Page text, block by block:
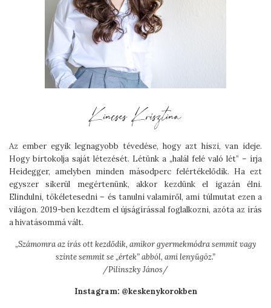
Az ember egyik legnagyobb tévedése, hogy azt hiszi, van ideje.
Hogy birtokolja saját létezését. Létünk a „halál felé való lét” – írja
Heidegger, amelyben minden másodperc felértékelődik. Ha ezt
egyszer sikerül megértenünk, akkor kezdünk el igazán élni.
Elindulni, tökéletesedni – és tanulni valamiről, ami túlmutat ezen a
világon. 2019-ben kezdtem el újságírással foglalkozni, azóta az írás
a hivatásommá vált.
„Számomra az írás ott kezdődik, amikor gyermekmódra semmit vagy
szinte semmit se „értek” abból, ami lenyűgöz.”
/Pilinszky János/
Instagram: @keskenykorokben